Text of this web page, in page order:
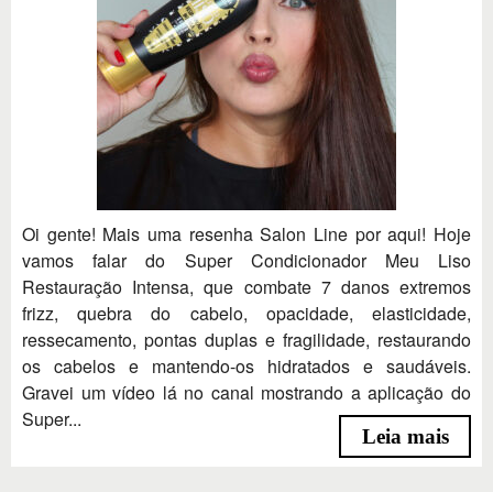
Oi gente! Mais uma resenha Salon Line por aqui! Hoje
vamos falar do Super Condicionador Meu Liso
Restauração Intensa, que combate 7 danos extremos
frizz, quebra do cabelo, opacidade, elasticidade,
ressecamento, pontas duplas e fragilidade, restaurando
os cabelos e mantendo-os hidratados e saudáveis.
Gravei um vídeo lá no canal mostrando a aplicação do
Super...
Leia mais